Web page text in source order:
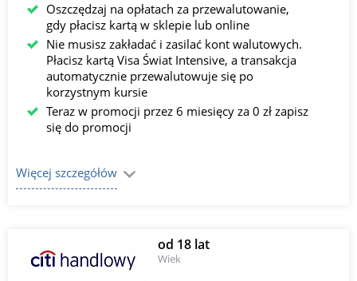
Oszczędzaj na opłatach za przewalutowanie,
gdy płacisz kartą w sklepie lub online
Nie musisz zakładać i zasilać kont walutowych.
Płacisz kartą Visa Świat Intensive, a transakcja
automatycznie przewalutowuje się po
korzystnym kursie
Teraz w promocji przez 6 miesięcy za 0 zł zapisz
się do promocji
Więcej szczegółów
od 18 lat
Wiek